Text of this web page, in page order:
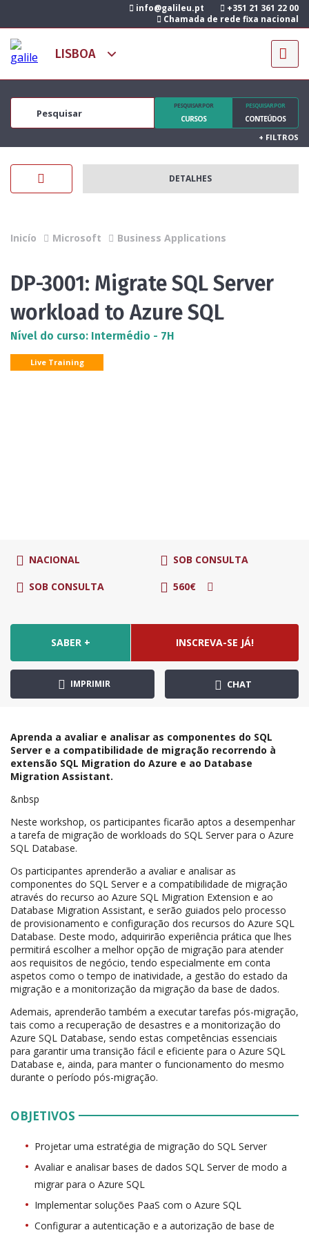
info@galileu.pt
+351 21 361 22 00
Chamada de rede fixa nacional
PESQUISAR POR
CURSOS
PESQUISAR POR
CONTEÚDOS
+ FILTROS
DETALHES
Inicío Microsoft Business Applications
DP-3001: Migrate SQL Server
workload to Azure SQL
Nível do curso: Intermédio - 7H
Live Training
NACIONAL SOB CONSULTA
SOB CONSULTA 560€
SABER + INSCREVA-SE JÁ!
IMPRIMIR CHAT
Aprenda a avaliar e analisar as componentes do SQL
Server e a compatibilidade de migração recorrendo à
extensão SQL Migration do Azure e ao Database
Migration Assistant.
&nbsp
Neste workshop, os participantes ficarão aptos a desempenhar
a tarefa de migração de workloads do SQL Server para o Azure
SQL Database.
Os participantes aprenderão a avaliar e analisar as
componentes do SQL Server e a compatibilidade de migração
através do recurso ao Azure SQL Migration Extension e ao
Database Migration Assistant, e serão guiados pelo processo
de provisionamento e configuração dos recursos do Azure SQL
Database. Deste modo, adquirirão experiência prática que lhes
permitirá escolher a melhor opção de migração para atender
aos requisitos de negócio, tendo especialmente em conta
aspetos como o tempo de inatividade, a gestão do estado da
migração e a monitorização da migração da base de dados.
Ademais, aprenderão também a executar tarefas pós-migração,
tais como a recuperação de desastres e a monitorização do
Azure SQL Database, sendo estas competências essenciais
para garantir uma transição fácil e eficiente para o Azure SQL
Database e, ainda, para manter o funcionamento do mesmo
durante o período pós-migração.
OBJETIVOS
Projetar uma estratégia de migração do SQL Server
Avaliar e analisar bases de dados SQL Server de modo a
migrar para o Azure SQL
Implementar soluções PaaS com o Azure SQL
Configurar a autenticação e a autorização de base de